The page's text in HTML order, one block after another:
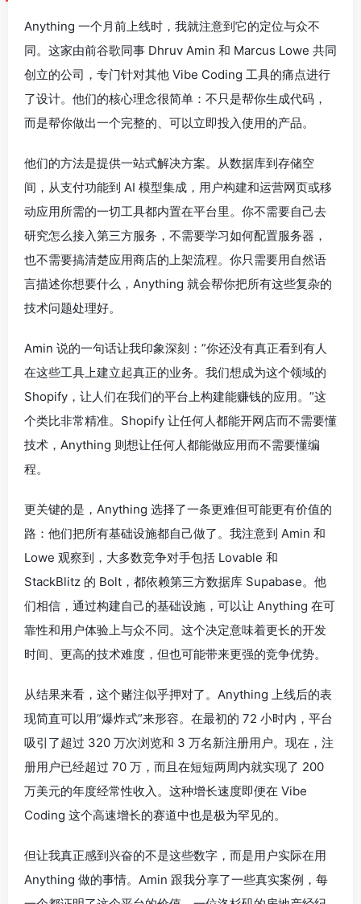
Anything 一个月前上线时，我就注意到它的定位与众不
同。这家由前谷歌同事 Dhruv Amin 和 Marcus Lowe 共同
创立的公司，专门针对其他 Vibe Coding 工具的痛点进行
了设计。他们的核心理念很简单：不只是帮你生成代码，
而是帮你做出一个完整的、可以立即投入使用的产品。
他们的方法是提供一站式解决方案。从数据库到存储空
间，从支付功能到 AI 模型集成，用户构建和运营网页或移
动应用所需的一切工具都内置在平台里。你不需要自己去
研究怎么接入第三方服务，不需要学习如何配置服务器，
也不需要搞清楚应用商店的上架流程。你只需要用自然语
言描述你想要什么，Anything 就会帮你把所有这些复杂的
技术问题处理好。
Amin 说的一句话让我印象深刻：”你还没有真正看到有人
在这些工具上建立起真正的业务。我们想成为这个领域的
Shopify，让人们在我们的平台上构建能赚钱的应用。”这
个类比非常精准。Shopify 让任何人都能开网店而不需要懂
技术，Anything 则想让任何人都能做应用而不需要懂编
程。
更关键的是，Anything 选择了一条更难但可能更有价值的
路：他们把所有基础设施都自己做了。我注意到 Amin 和
Lowe 观察到，大多数竞争对手包括 Lovable 和
StackBlitz 的 Bolt，都依赖第三方数据库 Supabase。他
们相信，通过构建自己的基础设施，可以让 Anything 在可
靠性和用户体验上与众不同。这个决定意味着更长的开发
时间、更高的技术难度，但也可能带来更强的竞争优势。
从结果来看，这个赌注似乎押对了。Anything 上线后的表
现简直可以用”爆炸式”来形容。在最初的 72 小时内，平台
吸引了超过 320 万次浏览和 3 万名新注册用户。现在，注
册用户已经超过 70 万，而且在短短两周内就实现了 200
万美元的年度经常性收入。这种增长速度即便在 Vibe
Coding 这个高速增长的赛道中也是极为罕见的。
但让我真正感到兴奋的不是这些数字，而是用户实际在用
Anything 做的事情。Amin 跟我分享了一些真实案例，每